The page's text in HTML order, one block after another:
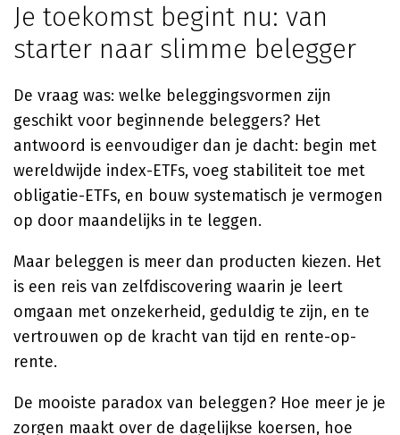
Je toekomst begint nu: van
starter naar slimme belegger
De vraag was: welke beleggingsvormen zijn
geschikt voor beginnende beleggers? Het
antwoord is eenvoudiger dan je dacht: begin met
wereldwijde index-ETFs, voeg stabiliteit toe met
obligatie-ETFs, en bouw systematisch je vermogen
op door maandelijks in te leggen.
Maar beleggen is meer dan producten kiezen. Het
is een reis van zelfdiscovering waarin je leert
omgaan met onzekerheid, geduldig te zijn, en te
vertrouwen op de kracht van tijd en rente-op-
rente.
De mooiste paradox van beleggen? Hoe meer je je
zorgen maakt over de dagelijkse koersen, hoe